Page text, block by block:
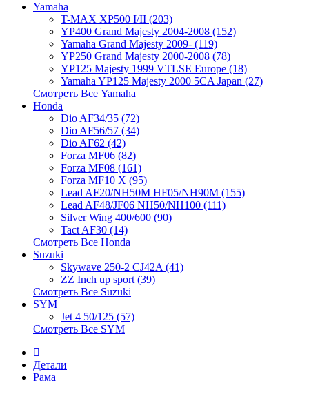
Yamaha
T-MAX XP500 I/II (203)
YP400 Grand Majesty 2004-2008 (152)
Yamaha Grand Majesty 2009- (119)
YP250 Grand Majesty 2000-2008 (78)
YP125 Majesty 1999 VTLSE Europe (18)
Yamaha YP125 Majesty 2000 5CA Japan (27)
Смотреть Все Yamaha
Honda
Dio AF34/35 (72)
Dio AF56/57 (34)
Dio AF62 (42)
Forza MF06 (82)
Forza MF08 (161)
Forza MF10 X (95)
Lead AF20/NH50M HF05/NH90M (155)
Lead AF48/JF06 NH50/NH100 (111)
Silver Wing 400/600 (90)
Tact AF30 (14)
Смотреть Все Honda
Suzuki
Skywave 250-2 CJ42A (41)
ZZ Inch up sport (39)
Смотреть Все Suzuki
SYM
Jet 4 50/125 (57)
Смотреть Все SYM
Детали
Рама